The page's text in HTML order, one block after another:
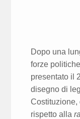
Dopo una
forze
presentato il
disegno di
Costituzione,
rispetto alla